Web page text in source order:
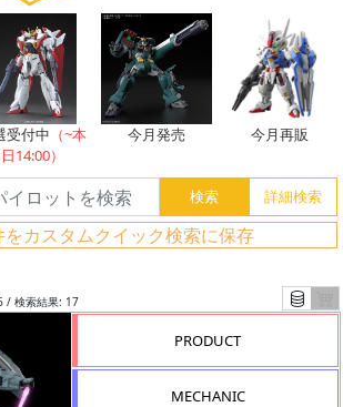
受付中 （~本
日14:00）
今月発売 今月再販
をカスタムクイック検索に保存
/ 検索結果: 17
PRODUCT
MECHANIC